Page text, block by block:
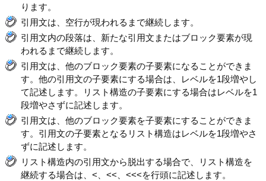
ります。
引用文は、空行が現われるまで継続します。
引用文内の段落は、新たな引用文またはブロック要素が現
われるまで継続します。
引用文は、他のブロック要素の子要素になることができま
す。他の引用文の子要素にする場合は、レベルを1段増やし
て記述します。リスト構造の子要素にする場合はレベルを1
段増やさずに記述します。
引用文は、他のブロック要素を子要素にすることができま
す。引用文の子要素となるリスト構造はレベルを1段増やさ
ずに記述します。
リスト構造内の引用文から脱出する場合で、リスト構造を
継続する場合は、<、<<、<<<を行頭に記述します。